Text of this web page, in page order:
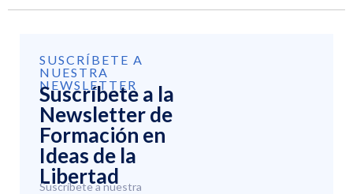
SUSCRÍBETE A
NUESTRA
NEWSLETTER
Suscríbete a la
Newsletter de
Formación en
Ideas de la
Libertad
Suscríbete a nuestra